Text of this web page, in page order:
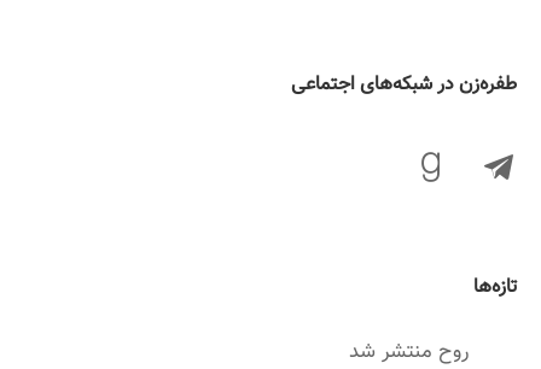
‌طفره‌زن در شبکه‌های اجتماعی
تازه‌ها
روح منتشر شد